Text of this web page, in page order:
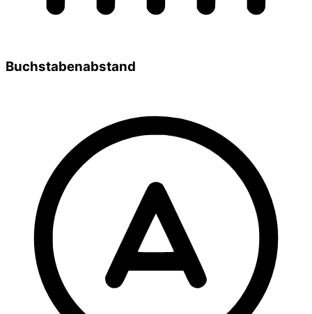
Buchstabenabstand